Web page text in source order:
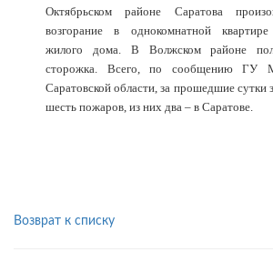
Октябрьском районе Саратова
возгорание в однокомнатной квартире
жилого дома. В Волжском районе
сторожка. Всего, по сообщению ГУ
Саратовской области, за прошедшие сутки
шесть пожаров, из них два – в Саратове.
Возврат к списку